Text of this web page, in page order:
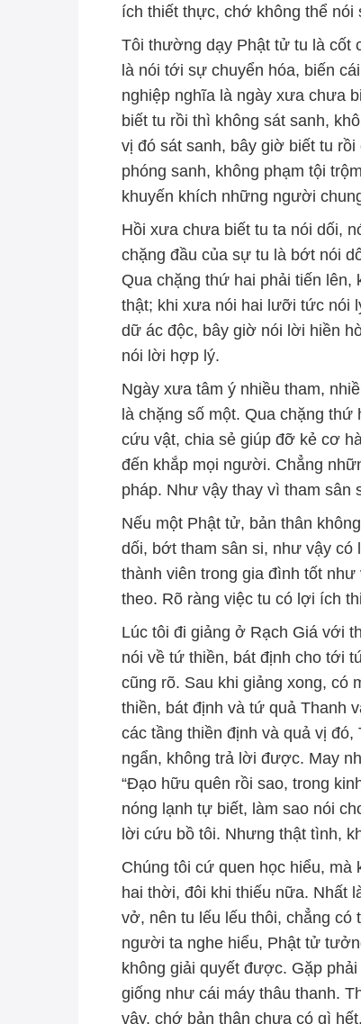
ích thiết thực, chớ không thể nói
Tôi thường dạy Phật tử tu là cốt
là nói tới sự chuyển hóa, biến
nghiệp nghĩa là ngày xưa chưa
biết tu rồi thì không sát sanh,
vị đó sát sanh, bây giờ biết tu
phóng sanh, không phạm tội
khuyến khích những người
Hồi xưa chưa biết tu ta nói dối,
chặng đầu của sự tu là bớt nói
Qua chặng thứ hai phải tiến
thật; khi xưa nói hai lưỡi tức nói
dữ ác độc, bây giờ nói lời hiền
nói lời hợp lý.
Ngày xưa tâm ý nhiều tham,
là chặng số một. Qua chặng
cứu vật, chia sẻ giúp đỡ kẻ cơ
đến khắp mọi người. Chẳng
pháp. Như vậy thay vì tham
Nếu một Phật tử, bản thân
dối, bớt tham sân si, như vậy
thành viên trong gia đình tốt
theo. Rõ ràng việc tu có lợi ích
Lúc tôi đi giảng ở Rạch Giá với
nói về tứ thiền, bát định cho tới
cũng rõ. Sau khi giảng xong, có
thiền, bát định và tứ quả Thanh
các tầng thiền định và quả vị
ngẩn, không trả lời được. May
“Đạo hữu quên rồi sao, trong
nóng lạnh tự biết, làm sao nói
lời cứu bồ tôi. Nhưng thật tình,
Chúng tôi cứ quen học hiểu, mà
hai thời, đôi khi thiếu nữa. Nhất
vở, nên tu lếu lếu thôi, chẳng
người ta nghe hiểu, Phật tử
không giải quyết được. Gặp
giống như cái máy thâu thanh.
vậy, chớ bản thân chưa có gì